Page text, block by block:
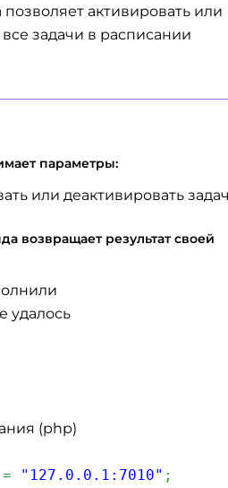
активировать или
задачи в расписании
параметры:
или деактивировать
возвращает результат своей
удалось
(php)
= "127.0.0.1:7010" ;